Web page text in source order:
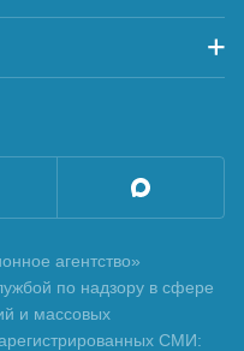
агентство»
по надзору в сфере
и массовых
СМИ: